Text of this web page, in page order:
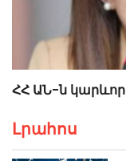
ՀՀ ԱՆ-ն
Լրահոս